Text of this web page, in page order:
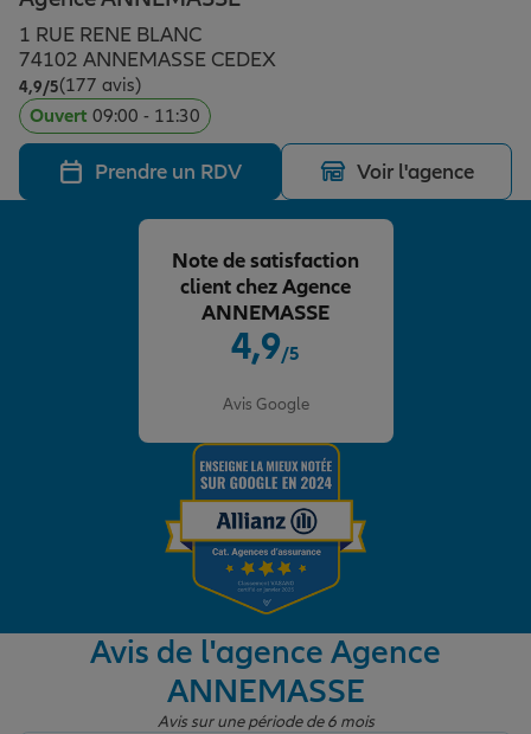
Assurance emprunteur
Prévoyance et dépendance
Assurance animal de compagnie
Protection de la famille
Protection juridique
Épargne & retraite
Plan épargne retraite
Assurance vie
Placements financiers
Investissements immobiliers
Transmission
Vos projets
Partir en vacances
Départ à la retraite
Préparer l’avenir
Conseil assurance
Assurance habitation
Le Pack Famille
Garantie des accidents de la vie
Assurance scolaire
Allianz en France
1 RUE RENE BLANC
74102 ANNEMASSE CEDEX
4,9/5Note de 4.9 sur 5
(177 avis)
Ouvert 09:00 - 11:30
Prendre un RDV Voir l'agence
4,9/5
Avis Google
Note de satisfaction
client chez Agence
ANNEMASSE
Avis de l'agence Agence
ANNEMASSE
Avis sur une période de 6 mois